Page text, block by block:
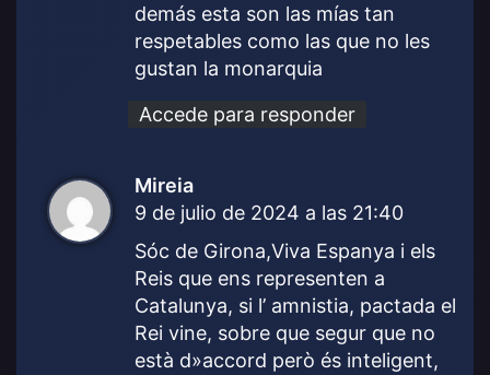
demás esta son las mías tan
respetables como las que no les
gustan la monarquia
Accede para responder
Mireia
i
9 de julio de 2024 a las 21:40
Sóc de Girona,Viva Espanya i els
Reis que ens representen a
Catalunya, si l’ amnistia, pactada el
Rei vine, sobre que segur que no
està d»accord però és inteligent,